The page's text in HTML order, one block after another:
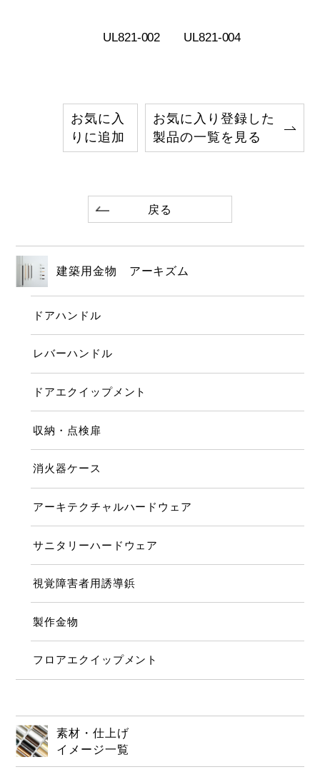
UL821-002 UL821-004
お気に入
りに追加
お気に入り登録した
製品の一覧を見る
戻る
建築用金物 アーキズム
ドアハンドル
レバーハンドル
ドアエクイップメント
収納・点検扉
消火器ケース
アーキテクチャルハードウェア
サニタリーハードウェア
視覚障害者用誘導鋲
製作金物
フロアエクイップメント
素材・仕上げ
イメージ一覧